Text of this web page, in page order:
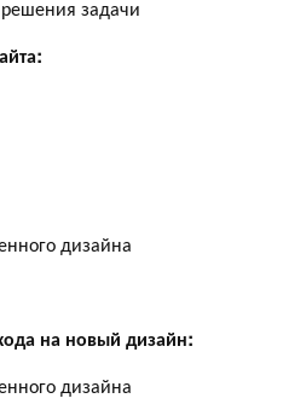
задачи
дизайна
на новый дизайн:
дизайна